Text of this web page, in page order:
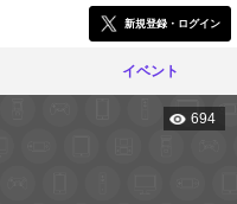
新規登録・ログイン
イベント
694